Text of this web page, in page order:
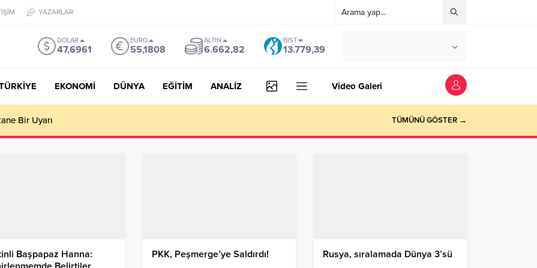
YAZARLAR
DOLAR
47,6961
EURO
55,1808
ALTIN
6.662,82
BIST
13.779,39
EKONOMİ DÜNYA EĞİTİM ANALİZ Video Galeri
Bir Uyarı TÜMÜNÜ GÖSTER →
Başpapaz Hanna:
PKK, Peşmerge’ye Saldırdı! Rusya, sıralamada Dünya 3’sü